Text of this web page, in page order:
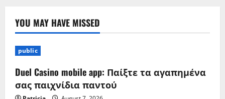
YOU MAY HAVE MISSED
public
Duel Casino mobile app: Παίξτε τα αγαπημένα
σας παιχνίδια παντού